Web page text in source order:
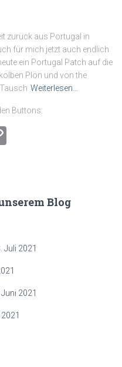
zurück aus Portugal in
für mich jetzt auch endlich
ein Portugal Patch auf die
Plön und von the
Weiterlesen…
Buttons:
Blog
Juli 2021
Juni 2021